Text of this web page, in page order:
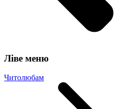
Ліве меню
Читолюбам